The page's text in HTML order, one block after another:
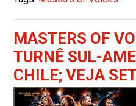
MASTERS OF
TURNÊ SUL-
CHILE; VEJA